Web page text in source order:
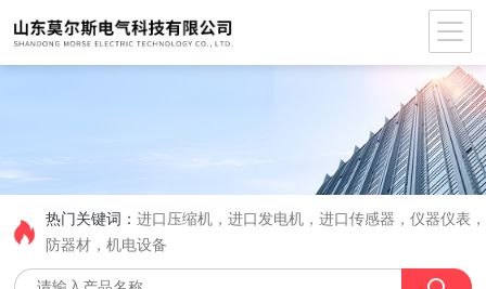
热门关键词：进口压缩机，进口发电机，进口传感器，仪器仪表
防器材，机电设备